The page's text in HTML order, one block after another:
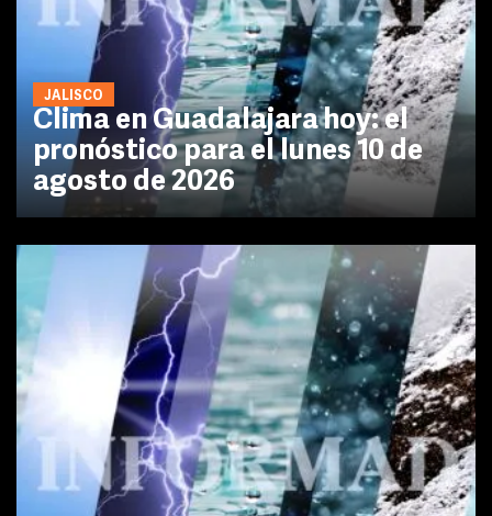
JALISCO
Clima en Guadalajara hoy: el
pronóstico para el lunes 10 de
agosto de 2026